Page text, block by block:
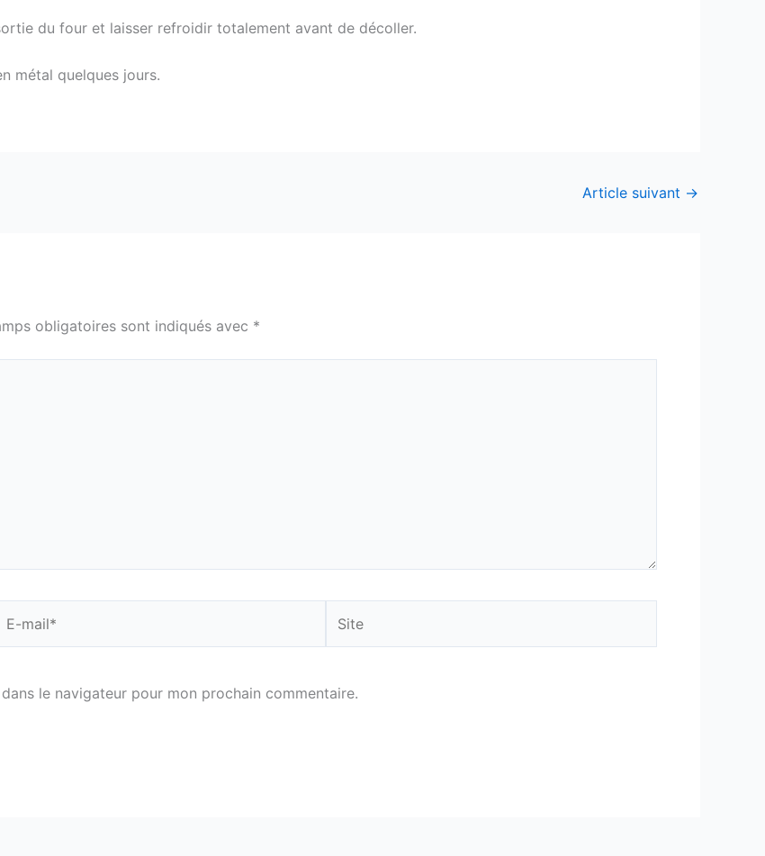
du four et laisser refroidir totalement avant de décoller.
métal quelques jours.
Article suivant →
obligatoires sont indiqués avec *
mail*
le navigateur pour mon prochain commentaire.